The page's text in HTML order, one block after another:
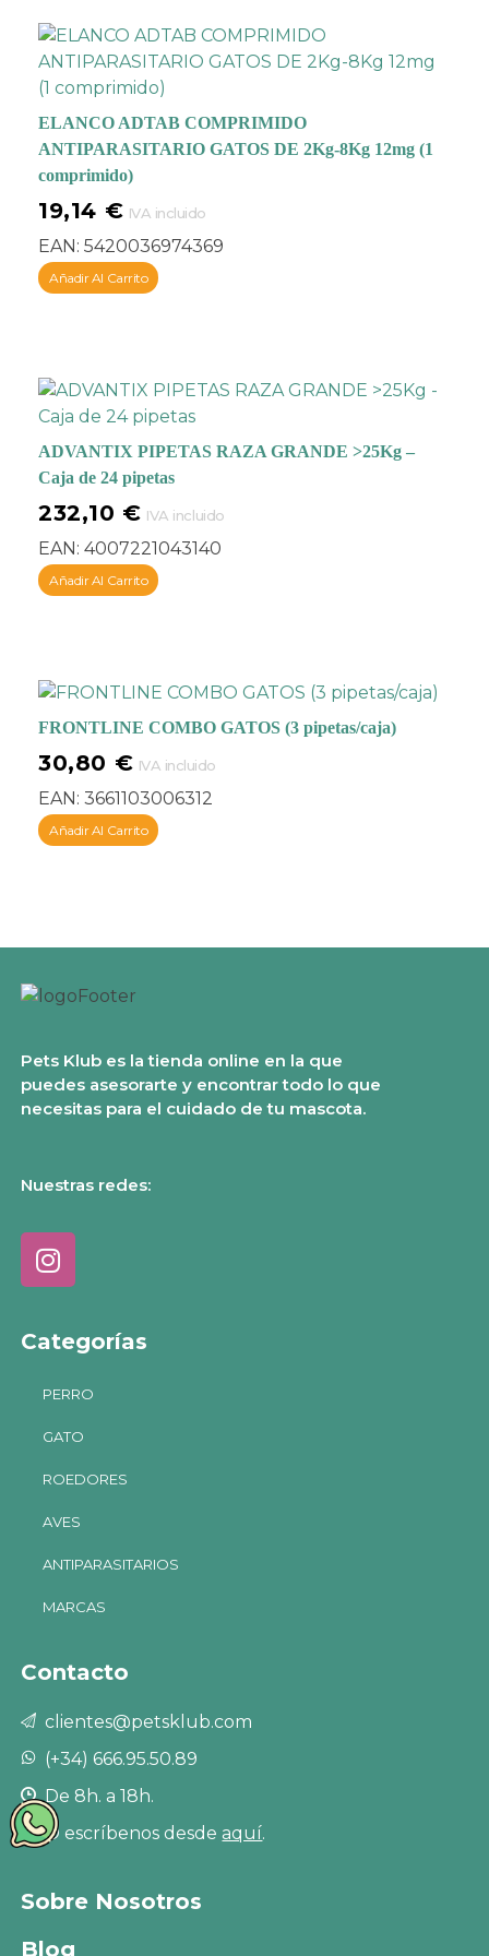
ELANCO ADTAB COMPRIMIDO
ANTIPARASITARIO GATOS DE 2Kg-8Kg 12mg (1
comprimido)
19,14 € IVA incluido
EAN: 5420036974369
Añadir Al Carrito
ADVANTIX PIPETAS RAZA GRANDE >25Kg –
Caja de 24 pipetas
232,10 € IVA incluido
EAN: 4007221043140
Añadir Al Carrito
FRONTLINE COMBO GATOS (3 pipetas/caja)
30,80 € IVA incluido
EAN: 3661103006312
Añadir Al Carrito
Pets Klub es la tienda online en la que
puedes asesorarte y encontrar todo lo que
necesitas para el cuidado de tu mascota.
Nuestras redes:
Categorías
PERRO
GATO
ROEDORES
AVES
ANTIPARASITARIOS
MARCAS
Contacto
clientes@petsklub.com
(+34) 666.95.50.89
De 8h. a 18h.
O escríbenos desdeaquí.
Sobre Nosotros
Blog